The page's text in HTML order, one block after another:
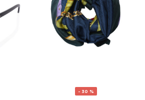
- 30 %